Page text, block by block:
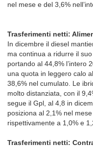
nel mese e del 3,6%
Trasferimenti netti:
In dicembre il diesel
ma continua a ridurre il
portando al 44,8% l’intero
una quota in leggero calo
38,6% nel cumulato. Le
molto distanziata, con il
segue il Gpl, al 4,8 in
posiziona al 2,1% nel
rispettivamente a 1,0% e
Trasferimenti netti: